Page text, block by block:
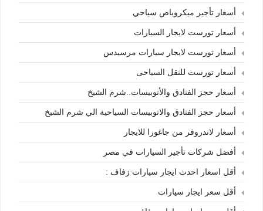
أسعار تأجير ميكروباص سياحي
أسعار تورست لايجار السيارات
أسعار تورست لايجار سيارات مرسيدس
أسعار تورست للنقل السياحى
أسعار حجز الفنادق والأتوبيسات..شرم الشيخ
أسعار حجز الفنادق والاتوبيسات السياحية الي شرم الشيخ
أسعار لاندروفر من جاغورا للايجار
أفضل شركات تأجير السيارات في مصر
أقل اسعار احدث ايجار سيارات زفاف :
أقل سعر ايجار سيارات